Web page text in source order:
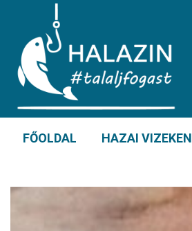
FŐOLDAL HAZAI VIZEKEN